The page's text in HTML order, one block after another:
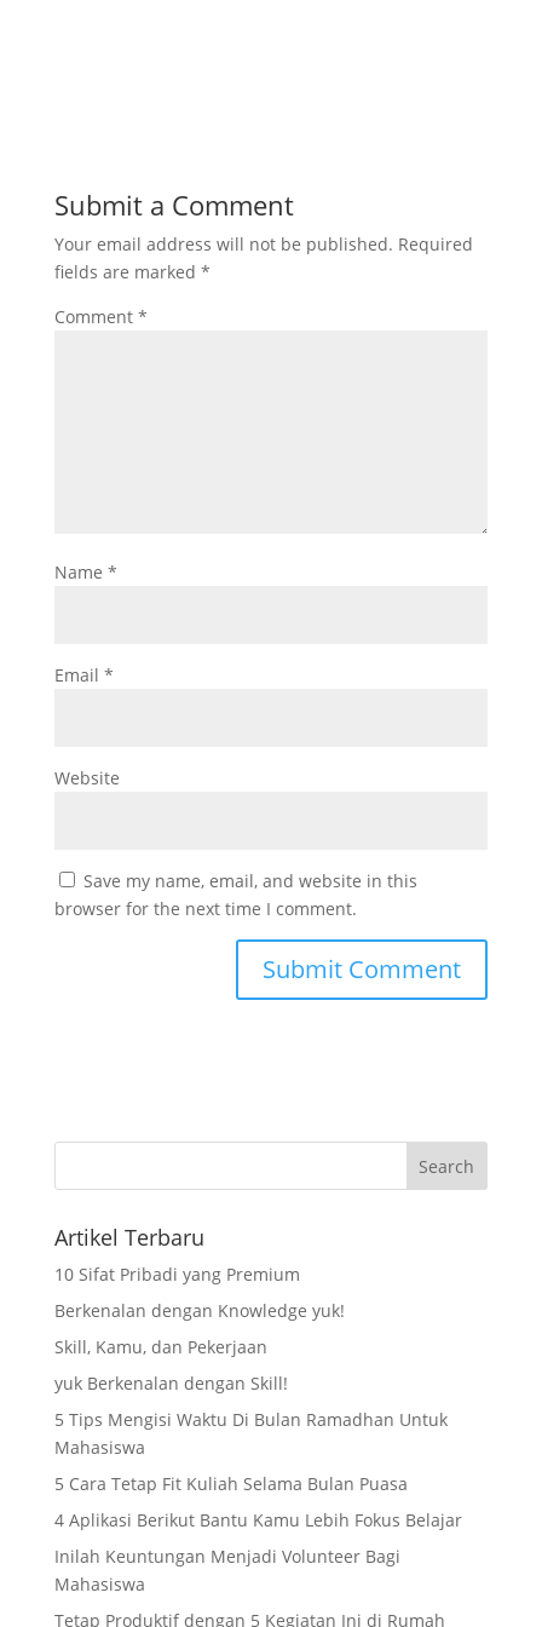
Submit a Comment
Your email address will not be published. Required
fields are marked *
Comment *
Name *
Email *
Website
Save my name, email, and website in this
browser for the next time I comment.
Artikel Terbaru
10 Sifat Pribadi yang Premium
Berkenalan dengan Knowledge yuk!
Skill, Kamu, dan Pekerjaan
yuk Berkenalan dengan Skill!
5 Tips Mengisi Waktu Di Bulan Ramadhan Untuk
Mahasiswa
5 Cara Tetap Fit Kuliah Selama Bulan Puasa
4 Aplikasi Berikut Bantu Kamu Lebih Fokus Belajar
Inilah Keuntungan Menjadi Volunteer Bagi
Mahasiswa
Tetap Produktif dengan 5 Kegiatan Ini di Rumah